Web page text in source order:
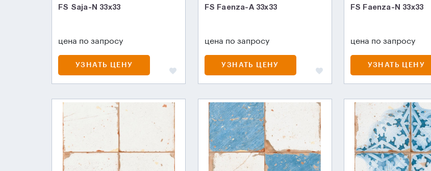
FS Saja-N 33x33
цена по запросу
УЗНАТЬ ЦЕНУ
FS Faenza-A 33x33
цена по запросу
УЗНАТЬ ЦЕНУ
FS Faenza-N 33x33
цена по запросу
УЗНАТЬ ЦЕНУ